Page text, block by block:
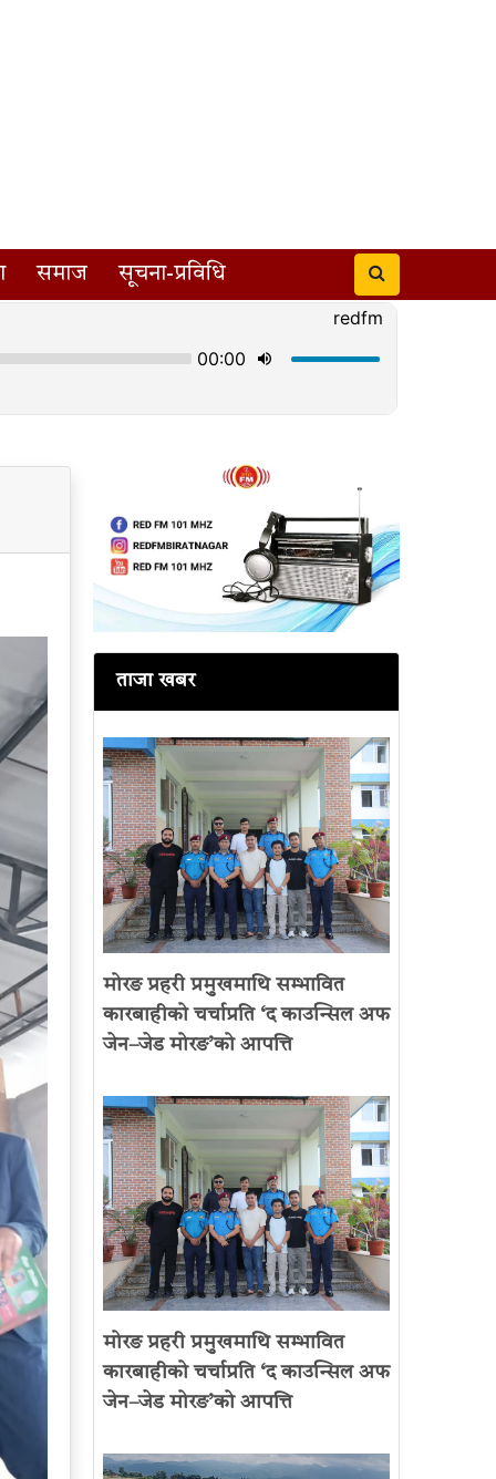
समाज सूचना-प्रविधि
ताजा खबर
मोरङ प्रहरी प्रमुखमाथि सम्भावित
कारबाहीको चर्चाप्रति ‘द काउन्सिल अफ
जेन–जेड मोरङ’को आपत्ति
मोरङ प्रहरी प्रमुखमाथि सम्भावित
कारबाहीको चर्चाप्रति ‘द काउन्सिल अफ
जेन–जेड मोरङ’को आपत्ति